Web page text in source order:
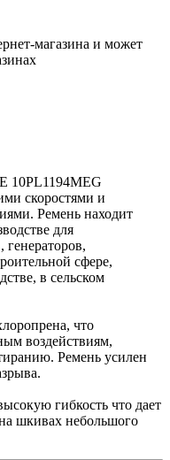
магазина и может
10PL1194MEG
скоростями и
Ремень находит
для
генераторов,
сфере,
в сельском
что
воздействиям,
Ремень усилен
гибкость что дает
шкивах небольшого